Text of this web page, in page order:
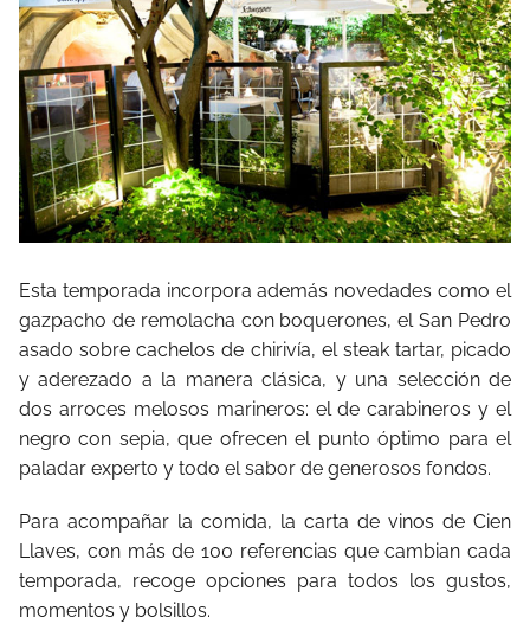
Esta temporada incorpora además novedades como el
gazpacho de remolacha con boquerones, el San Pedro
asado sobre cachelos de chirivía, el steak tartar, picado
y aderezado a la manera clásica, y una selección de
dos arroces melosos marineros: el de carabineros y el
negro con sepia, que ofrecen el punto óptimo para el
paladar experto y todo el sabor de generosos fondos.
Para acompañar la comida, la carta de vinos de Cien
Llaves, con más de 100 referencias que cambian cada
temporada, recoge opciones para todos los gustos,
momentos y bolsillos.